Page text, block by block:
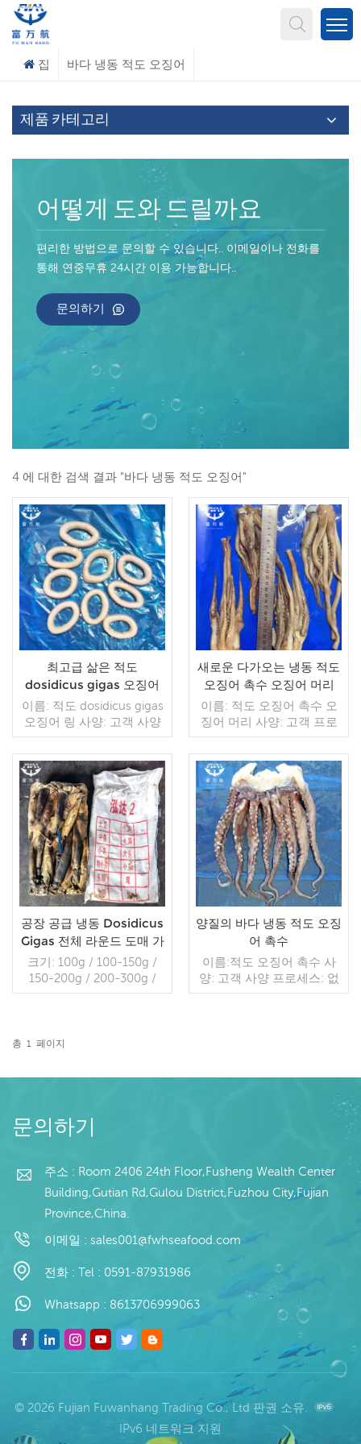
집 바다 냉동 적도 오징어
제품 카테고리
어떻게 도와 드릴까요
편리한 방법으로 문의할 수 있습니다.. 이메일이나 전화를
통해 연중무휴 24시간 이용 가능합니다..
문의하기
4 에 대한 검색 결과 "바다 냉동 적도 오징어"
최고급 삶은 적도
dosidicus gigas 오징어
링
이름: 적도 dosidicus gigas
오징어 링 사양: 고객 사양
과정: 삶은 글레이징: IQF
40%(맞춤형) 포장: 1kg / 가
방, 10kg / 짠 가방 (맞춤형)
판매 모델: 도매/수출 최소.
주문: 20피트 컨테이너 / 40
피트 컨테이너 지불: 보자마
자 TT / С확인된 취소 불가
능한 LC 배송: 입금 확인 후
20일 이내 원산지: 중국 브
랜드: 푸 왕 행
더 읽기
새로운 다가오는 냉동 적도
오징어 촉수 오징어 머리
이름: 적도 오징어 촉수 오
징어 머리 사양: 고객 프로
세스: 컷 유약: BQF 40%(맞
춤형) 포장: 1kg / 가방,
10kg / 짠 가방 (맞춤형) 판
매 모델: 도매/수출 min. 주
문: 20피트 컨테이너 / 40피
트 컨테이너 지불: 보자마자
TT / С확인된 취소 불가능
한 LC 배송: 입금 확인 후
20일 이내 원산지: 중국 브
랜드: 푸 완 행
더 읽기
공장 공급 냉동 Dosidicus
Gigas 전체 라운드 도매 가
격
크기: 100g / 100-150g /
150-200g / 200-300g /
300-400g / 400-600g 냉
유통 기한 : 24개월 패키지:
게
양질의 바다 냉동 적도 오징
어 촉수
이름:적도 오징어 촉수 사
양: 고객 사양 프로세스: 없
음 유약: 5%, 10%, 20%,
컨테이너 / 40피트 컨테이
너 지불: 보자마자 TT / С확
인된 취소 불가능한 LC 배
총 1 페이지
문의하기
주소 : Room 2406 24th Floor,Fusheng Wealth Center
Building,Gutian Rd,Gulou District,Fuzhou City,Fujian
Province,China.
이메일 : sales001@fwhseafood.com
전화 : Tel : 0591-87931986
Whatsapp : 8613706999063
© 2026 Fujian Fuwanhang Trading Co., Ltd 판권 소유.
IPv6 네트워크 지원